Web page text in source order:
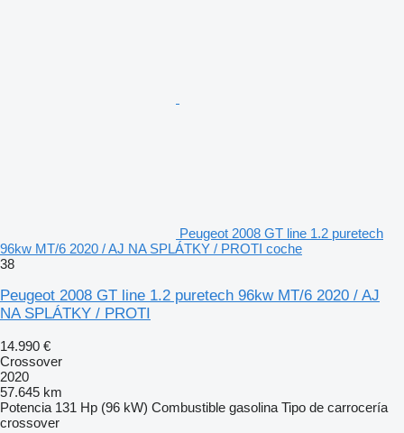
Peugeot 2008 GT line 1.2 puretech
96kw MT/6 2020 / AJ NA SPLÁTKY / PROTI coche
38
Peugeot 2008 GT line 1.2 puretech 96kw MT/6 2020 / AJ
NA SPLÁTKY / PROTI
14.990 €
Crossover
2020
57.645 km
Potencia 131 Hp (96 kW) Combustible gasolina Tipo de carrocería
crossover